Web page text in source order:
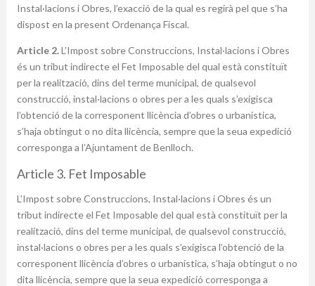
Instal·lacions i Obres, l’exacció de la qual es regirà pel que s’ha
dispost en la present Ordenança Fiscal.
Article 2.L’Impost sobre Construccions, Instal·lacions i Obres
és un tribut indirecte el Fet Imposable del qual està constituït
per la realització, dins del terme municipal, de qualsevol
construcció, instal·lacions o obres per a les quals s’exigisca
l’obtenció de la corresponent llicència d’obres o urbanística,
s’haja obtingut o no dita llicència, sempre que la seua expedició
corresponga a l’Ajuntament de Benlloch.
Article 3. Fet Imposable
L’Impost sobre Construccions, Instal·lacions i Obres és un
tribut indirecte el Fet Imposable del qual està constituït per la
realització, dins del terme municipal, de qualsevol construcció,
instal·lacions o obres per a les quals s’exigisca l’obtenció de la
corresponent llicència d’obres o urbanística, s’haja obtingut o no
dita llicència, sempre que la seua expedició corresponga a